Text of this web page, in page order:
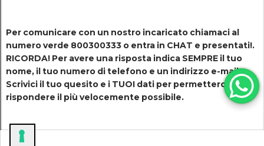
Per comunicare con un nostro incaricato chiamaci al
numero verde 800300333 o entra in CHAT e presentati!.
RICORDA! Per avere una risposta indica SEMPRE il tuo
nome, il tuo numero di telefono e un indirizzo e-mail.
Scrivici il tuo quesito e i TUOI dati per permetterci di
rispondere il più velocemente possibile.